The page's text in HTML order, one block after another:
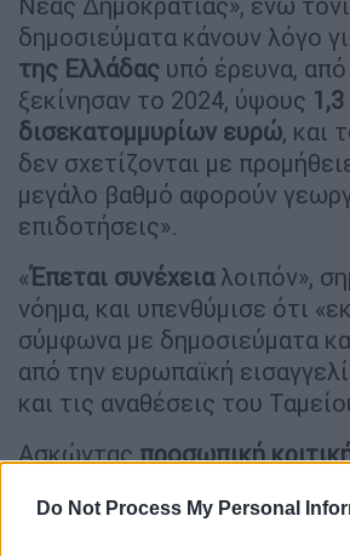
Do Not Process My Personal
δημοσιεύματα κάνουν λόγο
της Ελλάδας υπό έρευνα,
ξεκίνησαν το 2024, ύψους 1,3
δισεκατομμυρίων ευρώ, και
δεν σχετίζονται με
μεγάλο βαθμό αφορούν
επιδοτήσεις».
«Έπεται συνέχειαλοιπόν»,
νόημα, και υπενθύμισε ότι
σύμφωνα με δημοσιεύματα
από την ευρωπαϊκή
και τις αναθέσεις του
Ασκώνταςπροσωπική
ήξερα”, “δεν γνώριζα”,